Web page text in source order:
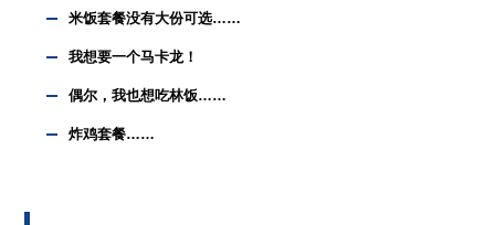
米饭套餐没有大份可选……
我想要一个马卡龙！
偶尔，我也想吃林饭……
炸鸡套餐……